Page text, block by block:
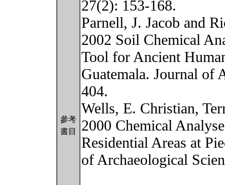
參考
書目
27(2): 153-168.
Parnell, J. Jacob and
2002 Soil Chemical
Tool for Ancient
Guatemala. Journal of
404.
Wells, E. Christian,
2000 Chemical
Residential Areas at
of Archaeological